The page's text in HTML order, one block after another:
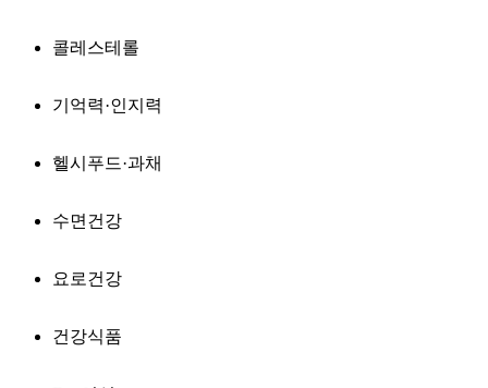
콜레스테롤
기억력·인지력
헬시푸드·과채
수면건강
요로건강
건강식품